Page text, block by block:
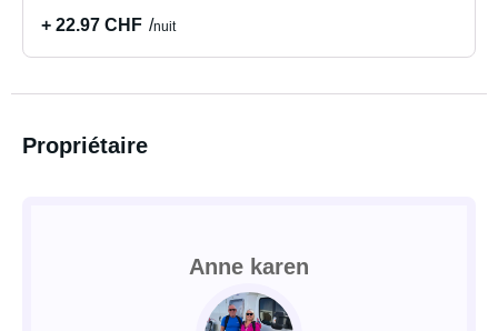
+ 22.97 CHF nuit
Propriétaire
Anne karen